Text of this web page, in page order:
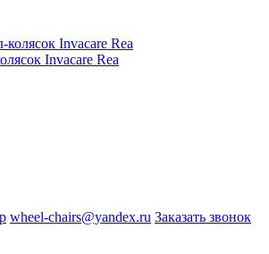
Invacare Rea
wheel-chairs@yandex.ru Заказать звонок